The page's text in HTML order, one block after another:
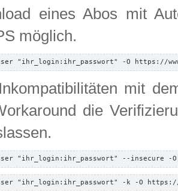
eines Abos mit
möglich.
"ihr_login:ihr_passwort" -O https://
mit
die
"ihr_login:ihr_passwort" --insecure -
"ihr_login:ihr_passwort" -k -O https://